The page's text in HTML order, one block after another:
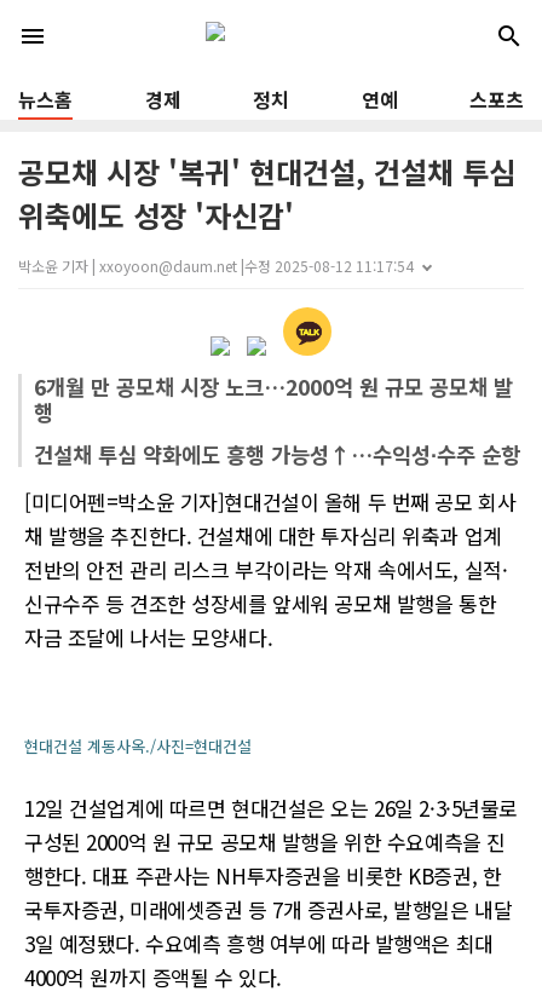
menu search
뉴스홈 경제 정치 연예 스포츠
공모채 시장 '복귀' 현대건설, 건설채 투심
위축에도 성장 '자신감'
박소윤 기자 | xxoyoon@daum.net |수정 2025-08-12 11:17:54
6개월 만 공모채 시장 노크…2000억 원 규모 공모채 발
행
건설채 투심 약화에도 흥행 가능성↑…수익성∙수주 순항
[미디어펜=박소윤 기자]현대건설이 올해 두 번째 공모 회사
채 발행을 추진한다. 건설채에 대한 투자심리 위축과 업계
전반의 안전 관리 리스크 부각이라는 악재 속에서도, 실적·
신규수주 등 견조한 성장세를 앞세워 공모채 발행을 통한
자금 조달에 나서는 모양새다.
현대건설 계동사옥./사진=현대건설
12일 건설업계에 따르면 현대건설은 오는 26일 2·3·5년물로
구성된 2000억 원 규모 공모채 발행을 위한 수요예측을 진
행한다. 대표 주관사는 NH투자증권을 비롯한 KB증권, 한
국투자증권, 미래에셋증권 등 7개 증권사로, 발행일은 내달
3일 예정됐다. 수요예측 흥행 여부에 따라 발행액은 최대
4000억 원까지 증액될 수 있다.